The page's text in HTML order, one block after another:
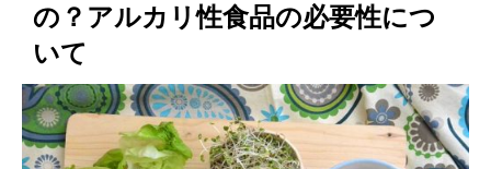
の？アルカリ性食品の必要性につ
いて